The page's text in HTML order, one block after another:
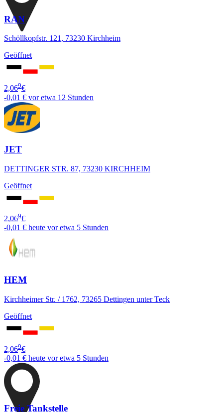
RAN
Schöllkopfstr. 121, 73230 Kirchheim
Geöffnet
2,069€
-0,01 € vor etwa 12 Stunden
JET
DETTINGER STR. 87, 73230 KIRCHHEIM
Geöffnet
2,069€
-0,01 € heute vor etwa 5 Stunden
HEM
Kirchheimer Str. / 1762, 73265 Dettingen unter Teck
Geöffnet
2,069€
-0,01 € heute vor etwa 5 Stunden
Freie Tankstelle